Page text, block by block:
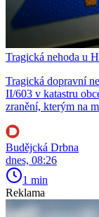
Tragická nehoda u
Tragická dopravní
II/603 v katastru
zranění, kterým na
Budějcká Drbna
dnes, 08:26
1 min
Reklama